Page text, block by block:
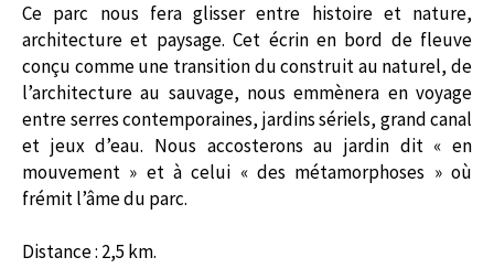
Ce parc nous fera glisser entre histoire et nature,
architecture et paysage. Cet écrin en bord de fleuve
conçu comme une transition du construit au naturel, de
l’architecture au sauvage, nous emmènera en voyage
entre serres contemporaines, jardins sériels, grand canal
et jeux d’eau. Nous accosterons au jardin dit « en
mouvement » et à celui « des métamorphoses » où
frémit l’âme du parc.
Distance : 2,5 km.